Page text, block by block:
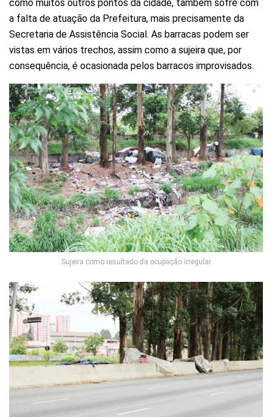
como muitos outros pontos da cidade, também sofre com
a falta de atuação da Prefeitura, mais precisamente da
Secretaria de Assistência Social. As barracas podem ser
vistas em vários trechos, assim como a sujeira que, por
consequência, é ocasionada pelos barracos improvisados.
Sujeira como resultado da ocupação irregular